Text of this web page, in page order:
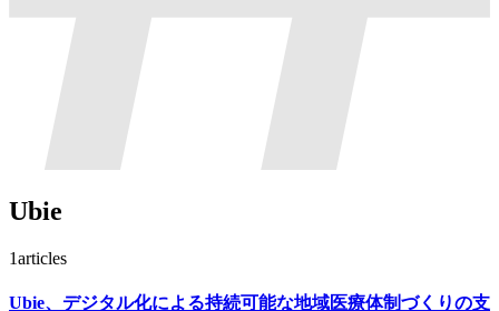
Ubie
1articles
Ubie、デジタル化による持続可能な地域医療体制づくりの支